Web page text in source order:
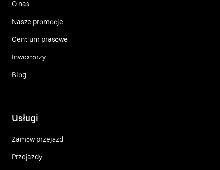
O nas
Nasze promocje
Centrum prasowe
Inwestorzy
Blog
Usługi
Zamów przejazd
Przejazdy